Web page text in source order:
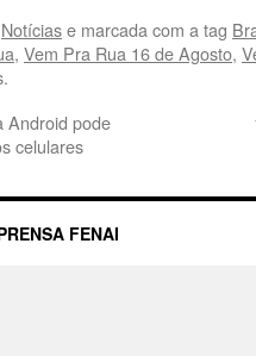
Notíciase marcada com a tag
, Vem Pra Rua 16 de Agosto,
Android pode
celulares
FENAI